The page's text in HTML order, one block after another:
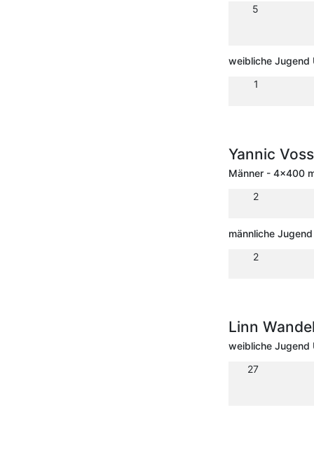
5
weibliche
1
Yannic
Männer - 4x400
2
männliche
2
Linn
weibliche Jugend
27